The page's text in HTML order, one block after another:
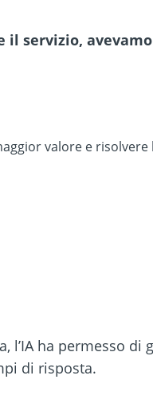
servizio,
valore e
l’IA ha permesso di
di risposta.